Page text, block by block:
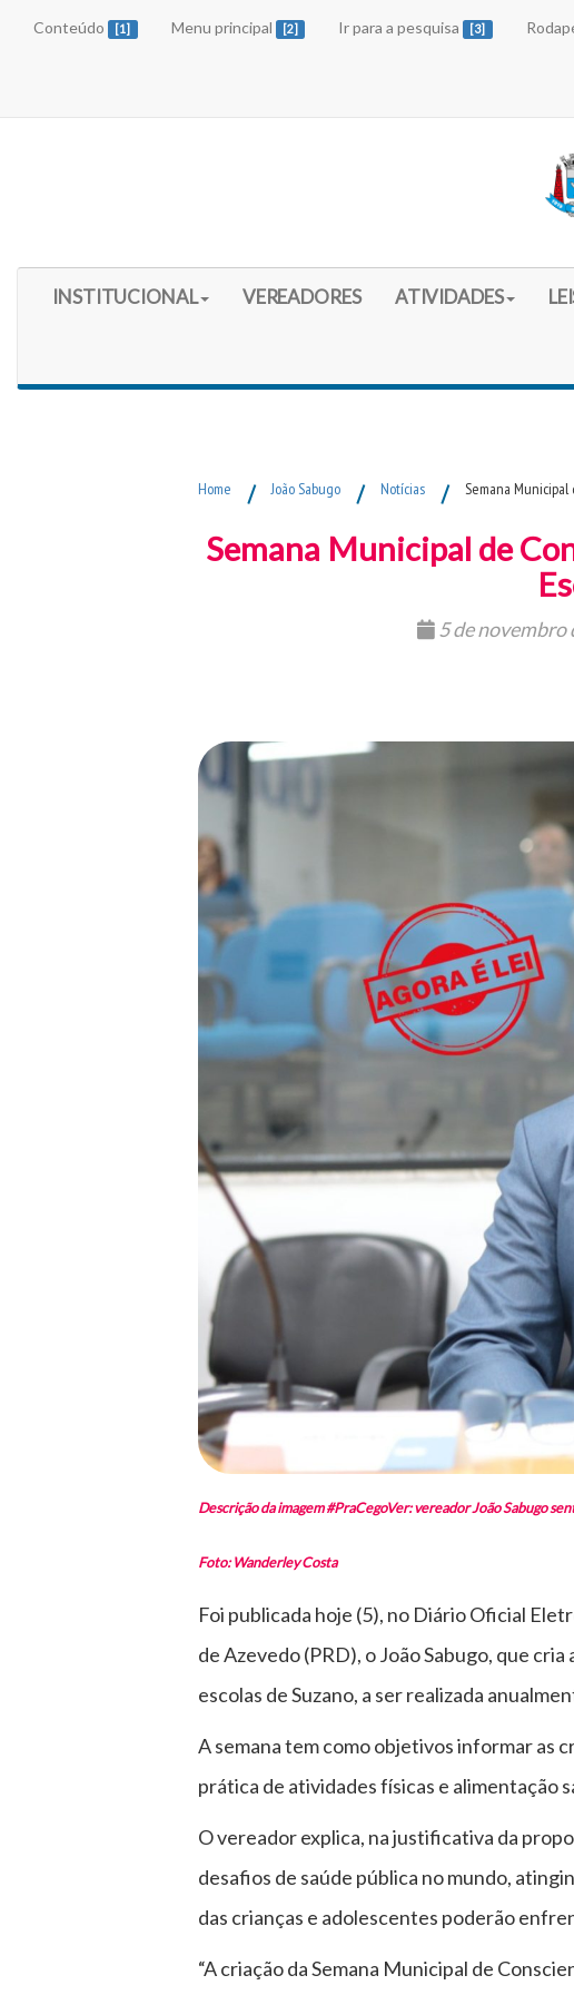
Conteúdo [1] Menu principal [2] Ir para a pesquisa [3]
Início do Menu Principal
INSTITUCIONAL VEREADORES ATIVIDADES
Home / João Sabugo / Notícias / Semana
Semana Municipal de
5 de novembro
Descrição da imagem #PraCegoVer: vereador João Sabugo
Foto: Wanderley Costa
Foi publicada hoje (5), no Diário Oficial
de Azevedo (PRD), o João Sabugo, que
escolas de Suzano, a ser realizada
A semana tem como objetivos informar as
prática de atividades físicas e alimentação
O vereador explica, na justificativa da
desafios de saúde pública no mundo,
das crianças e adolescentes poderão
“A criação da Semana Municipal de